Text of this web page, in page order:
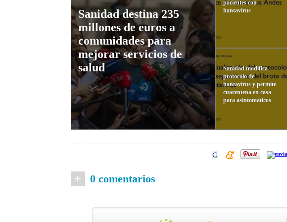
Sanidad destina 235
millones de euros a
comunidades para
mejorar servicios de
salud
pacientes con
hantavirus
Sanidad modifica
protocolo de
hantavirus y permite
cuarentena en casa
para asintomáticos
+ 0 comentarios